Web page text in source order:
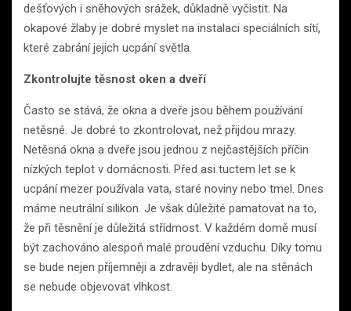
dešťových i sněhových srážek, důkladně vyčistit. Na
okapové žlaby je dobré myslet na instalaci speciálních sítí,
které zabrání jejich ucpání světla.
Zkontrolujte těsnost oken a dveří
Často se stává, že okna a dveře jsou během používání
netěsné. Je dobré to zkontrolovat, než přijdou mrazy.
Netěsná okna a dveře jsou jednou z nejčastějších příčin
nízkých teplot v domácnosti. Před asi tuctem let se k
ucpání mezer používala vata, staré noviny nebo tmel. Dnes
máme neutrální silikon. Je však důležité pamatovat na to,
že při těsnění je důležitá střídmost. V každém domě musí
být zachováno alespoň malé proudění vzduchu. Díky tomu
se bude nejen příjemněji a zdravěji bydlet, ale na stěnách
se nebude objevovat vlhkost.